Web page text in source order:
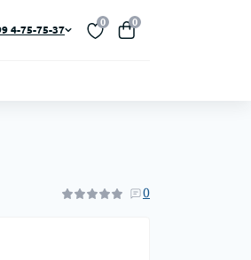
4-75-75-37
0 0
0